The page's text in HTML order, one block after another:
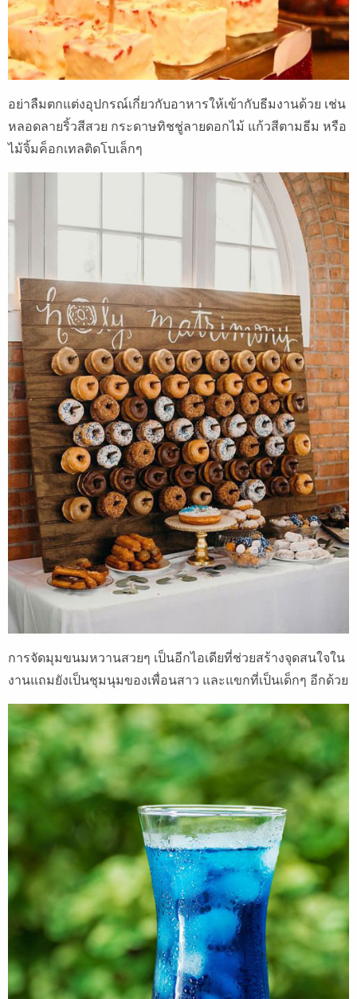
อย่าลืมตกแต่งอุปกรณ์เกี่ยวกับอาหารให้เข้ากับธีมงานด้วย เช่น
หลอดลายริ้วสีสวย กระดาษทิชชู่ลายดอกไม้ แก้วสีตามธีม หรือ
ไม้จิ้มค็อกเทลติดโบเล็กๆ
การจัดมุมขนมหวานสวยๆ เป็นอีกไอเดียที่ช่วยสร้างจุดสนใจใน
งานแถมยังเป็นชุมนุมของเพื่อนสาว และแขกที่เป็นเด็กๆ อีกด้วย